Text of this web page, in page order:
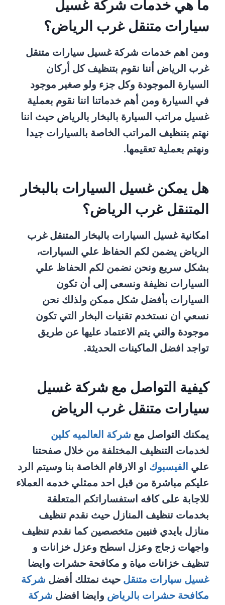
ما هي خدمات شركة غسيل
سيارات متنقل غرب الرياض؟
ومن اهم خدمات شركة غسيل سيارات متنقل
غرب الرياض أننا نقوم بتنظيف كل أركان
السيارة الموجودة وكل جزء ولو صغير موجود
في السيارة ومن أهم خدماتنا اننا نقوم بعملية
غسيل مراتب السيارة بالبخار بالرياض حيث اننا
نهتم بتنظيف المراتب الخاصة بالسيارات جيدا
ونهتم بعملية تعقيمها.
هل يمكن غسيل السيارات بالبخار
المتنقل غرب الرياض؟
امكانية غسيل السيارات بالبخار المتنقل غرب
الرياض يضمن لكم الحفاظ علي السيارات،
بشكل سريع ونحن نضمن لكم الحفاظ علي
السيارات نظيفة ونسعى إلى أن تكون
السيارات بأفضل شكل ممكن ولذلك نحن
نسعي ان نستخدم تقنيات البخار التي تكون
موجودة والتي يتم الاعتماد عليها عن طريق
تواجد افضل الماكينات الحديثة.
كيفية التواصل مع شركة غسيل
سيارات متنقل غرب الرياض
يمكنك التواصل مع شركة العالميه كلين
لخدمات التنظيف المختلفة من خلال صفحتنا
علي الفيسبوك او الارقام الخاصة بنا وسيتم الرد
عليكم مباشرة من قبل احد ممثلي خدمه العملاء
للاجابة على كافه استفساراتكم المتعلقة
بخدمات تنظيف المنازل حيث نقدم تنظيف
منازل بايدي فنيين متخصصين كما نقدم تنظيف
واجهات زجاج وعزل اسطح وعزل خزانات و
تنظيف خزانات مياة و مكافحة حشرات وايضا
غسيل سيارات متنقل حيث نمتلك أفضل شركة
مكافحة حشرات بالرياض وايضا افضل شركة